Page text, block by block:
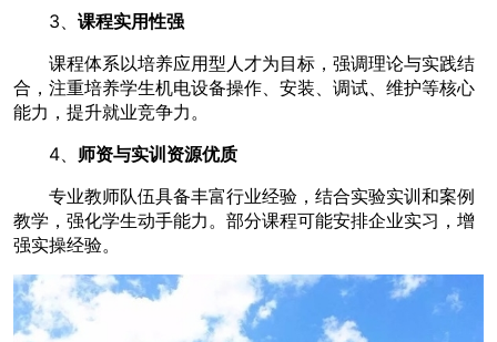
3、 课程实用性强
课程体系以培养应用型人才为目标，强调理论与实践结
合，注重培养学生机电设备操作、安装、调试、维护等核心
能力，提升就业竞争力。
4、 师资与实训资源优质
专业教师队伍具备丰富行业经验，结合实验实训和案例
教学，强化学生动手能力。部分课程可能安排企业实习，增
强实操经验。